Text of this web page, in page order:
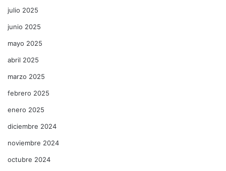
julio 2025
junio 2025
mayo 2025
abril 2025
marzo 2025
febrero 2025
enero 2025
diciembre 2024
noviembre 2024
octubre 2024